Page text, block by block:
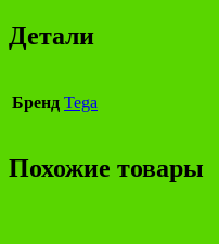
Детали
Бренд Tega
Похожие товары